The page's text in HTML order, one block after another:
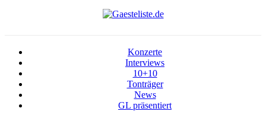
Konzerte
Interviews
10+10
Tonträger
News
GL präsentiert